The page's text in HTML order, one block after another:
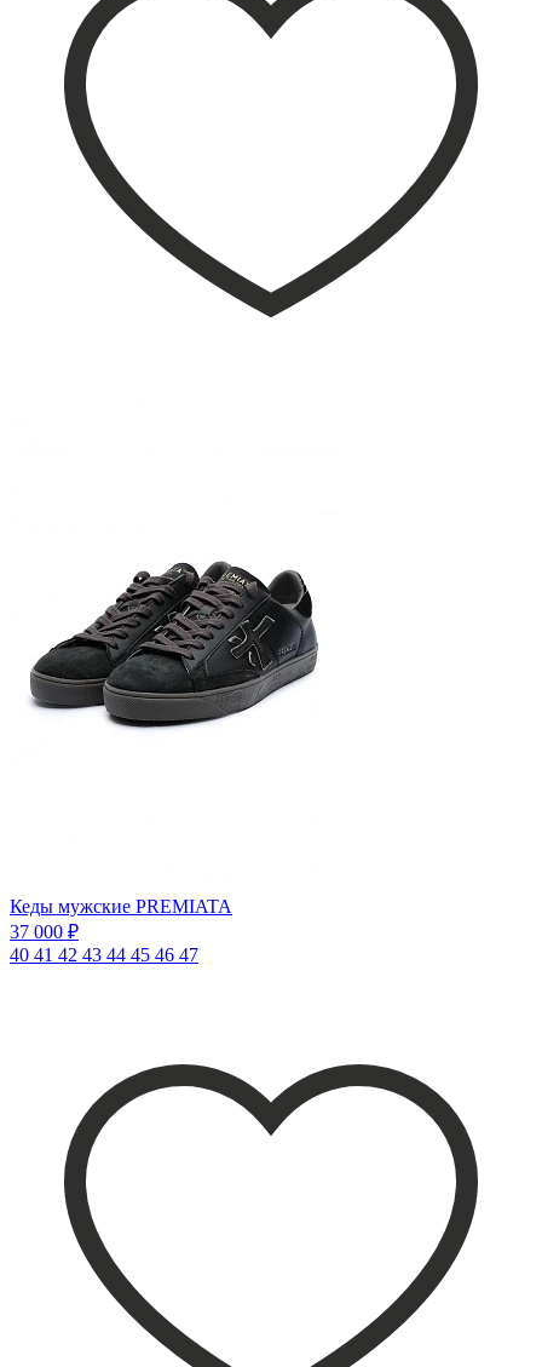
Кеды мужские PREMIATA
37 000 ₽
40 41 42 43 44 45 46 47